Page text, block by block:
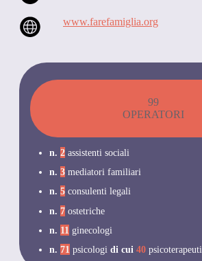
www.farefamiglia.org
99
OPERATORI
n. 2 assistenti sociali
n. 3 mediatori familiari
n. 5 consulenti legali
n. 7 ostetriche
n. 11 ginecologi
n. 71 psicologi di cui 40 psicoterapeuti